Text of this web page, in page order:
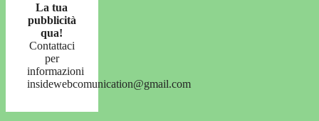
La tua
pubblicità
qua!
Contattaci
per
informazioni
insidewebcomunication@gmail.com